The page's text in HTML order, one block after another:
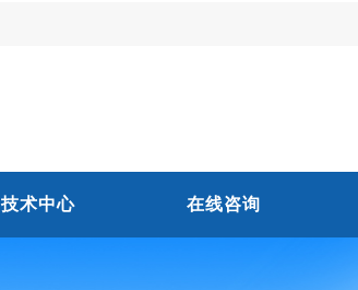
技术中心 在线咨询